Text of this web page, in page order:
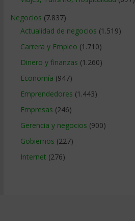
Negocios (7.837)
Actualidad de negocios (1.519)
Carrera y Empleo (1.710)
Dinero y finanzas (1.260)
Economía (947)
Emprendedores (1.443)
Empresas (246)
Gerencia y negocios (900)
Gobiernos (227)
Internet (276)